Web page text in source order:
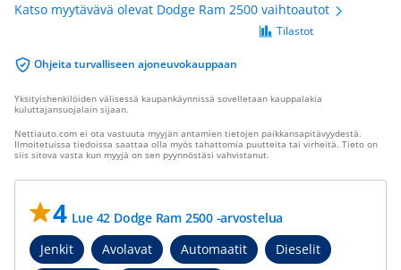
Katso myytävävä olevat Dodge Ram 2500 vaihtoautot
Ohjeita turvalliseen ajoneuvokauppaan
Tilastot
Yksityishenkilöiden välisessä kaupankäynnissä sovelletaan kauppalakia
kuluttajansuojalain sijaan.
Nettiauto.com ei ota vastuuta myyjän antamien tietojen paikkansapitävyydestä.
Ilmoitetuissa tiedoissa saattaa olla myös tahattomia puutteita tai virheitä. Tieto on
siis sitova vasta kun myyjä on sen pyynnöstäsi vahvistanut.
4 Lue 42 Dodge Ram 2500 -arvostelua
Jenkit
Avolavat Automaatit
Dieselit